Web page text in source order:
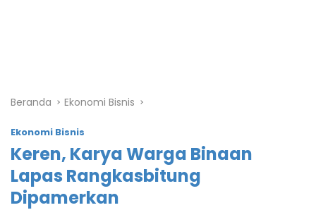
Beranda Ekonomi Bisnis
Ekonomi Bisnis
Keren, Karya Warga Binaan
Lapas Rangkasbitung
Dipamerkan